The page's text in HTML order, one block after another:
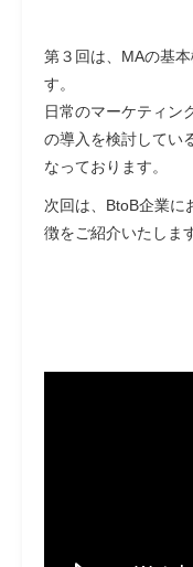
第３回は、MAの基
す。
日常のマーケティン
の導入を検討してい
なっております。
次回は、BtoB企業に
徴をご紹介いたしま